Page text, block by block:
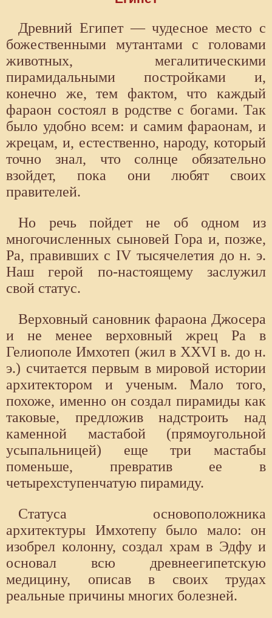
Древний Египет — чудесное место с
божественными мутантами с головами
животных, мегалитическими
пирамидальными постройками и,
конечно же, тем фактом, что каждый
фараон состоял в родстве с богами. Так
было удобно всем: и самим фараонам, и
жрецам, и, естественно, народу, который
точно знал, что солнце обязательно
взойдет, пока они любят своих
правителей.
Но речь пойдет не об одном из
многочисленных сыновей Гора и, позже,
Ра, правивших с IV тысячелетия до н. э.
Наш герой по-настоящему заслужил
свой статус.
Верховный сановник фараона Джосера
и не менее верховный жрец Ра в
Гелиополе Имхотеп (жил в XXVI в. до н.
э.) считается первым в мировой истории
архитектором и ученым. Мало того,
похоже, именно он создал пирамиды как
таковые, предложив надстроить над
каменной мастабой (прямоугольной
усыпальницей) еще три мастабы
поменьше, превратив ее в
четырехступенчатую пирамиду.
Статуса основоположника
архитектуры Имхотепу было мало: он
изобрел колонну, создал храм в Эдфу и
основал всю древнеегипетскую
медицину, описав в своих трудах
реальные причины многих болезней.